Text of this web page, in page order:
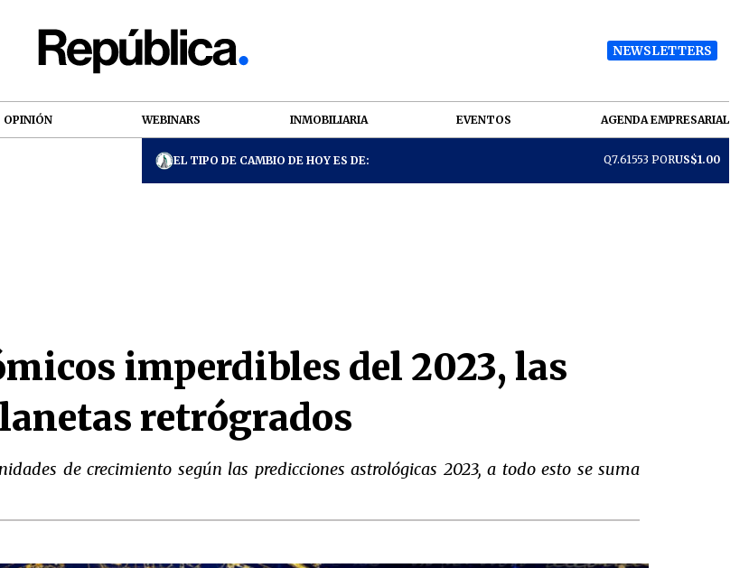
NEWSLETTERS
OPINIÓN WEBINARS INMOBILIARIA EVENTOS AGENDA EMPRESARIAL
EL TIPO DE CAMBIO DE HOY ES DE: Q7.61553 PORUS$1.00
imperdibles del 2023, las
retrógrados
de crecimiento según las predicciones astrológicas 2023, a todo esto se suma